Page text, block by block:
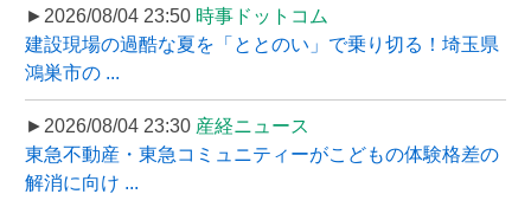
►2026/08/04 23:50 時事ドットコム
建設現場の過酷な夏を「ととのい」で乗り切る！埼玉県
鴻巣市の ...
►2026/08/04 23:30 産経ニュース
東急不動産・東急コミュニティーがこどもの体験格差の
解消に向け ...